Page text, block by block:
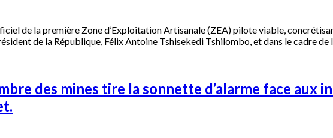
de la première Zone d’Exploitation Artisanale (ZEA) pilote viable,
de la République, Félix Antoine Tshisekedi Tshilombo, et dans le cadre
des mines tire la sonnette d’alarme face aux